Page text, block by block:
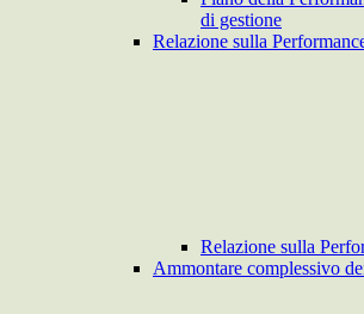
di gestione
Relazione sulla
Relazione sulla
Ammontare complessivo